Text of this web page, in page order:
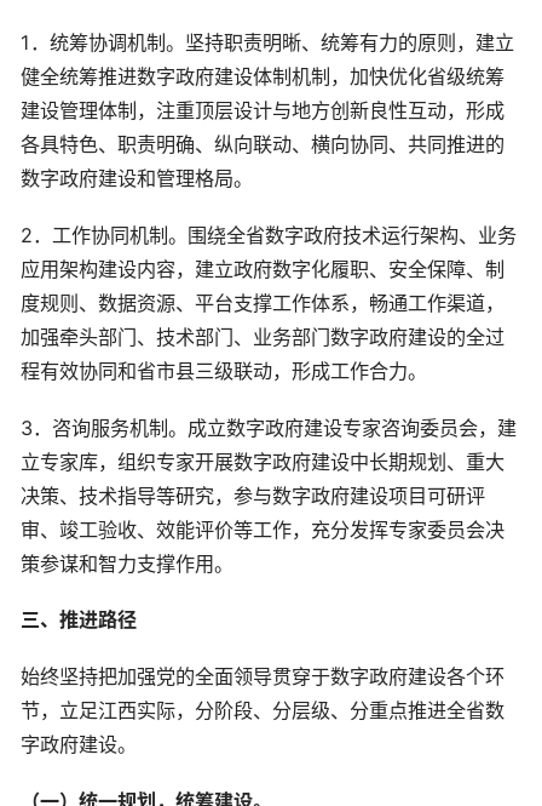
1．统筹协调机制。坚持职责明晰、统筹有力的原则，建立
健全统筹推进数字政府建设体制机制，加快优化省级统筹
建设管理体制，注重顶层设计与地方创新良性互动，形成
各具特色、职责明确、纵向联动、横向协同、共同推进的
数字政府建设和管理格局。
2．工作协同机制。围绕全省数字政府技术运行架构、业务
应用架构建设内容，建立政府数字化履职、安全保障、制
度规则、数据资源、平台支撑工作体系，畅通工作渠道，
加强牵头部门、技术部门、业务部门数字政府建设的全过
程有效协同和省市县三级联动，形成工作合力。
3．咨询服务机制。成立数字政府建设专家咨询委员会，建
立专家库，组织专家开展数字政府建设中长期规划、重大
决策、技术指导等研究，参与数字政府建设项目可研评
审、竣工验收、效能评价等工作，充分发挥专家委员会决
策参谋和智力支撑作用。
三、推进路径
始终坚持把加强党的全面领导贯穿于数字政府建设各个环
节，立足江西实际，分阶段、分层级、分重点推进全省数
字政府建设。
（一）统一规划，统筹建设。